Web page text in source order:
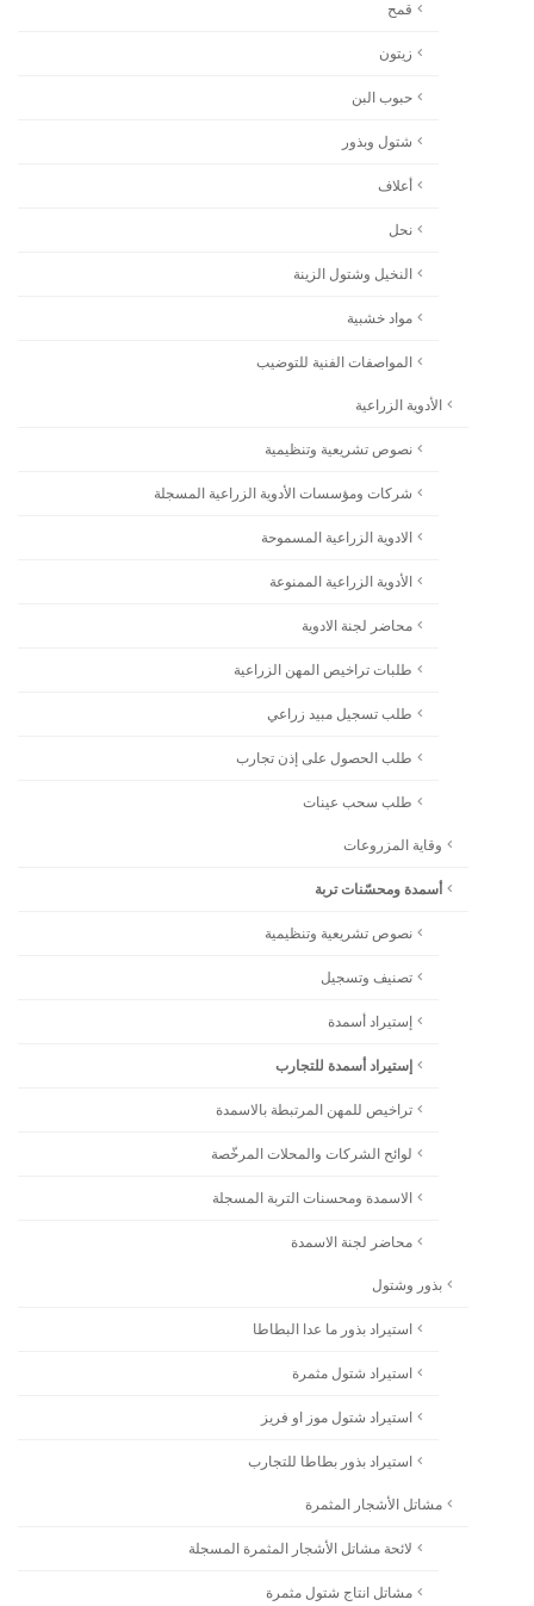
قمح
زيتون
حبوب البن
شتول وبذور
أعلاف
نحل
النخيل وشتول الزينة
مواد خشبية
المواصفات الفنية للتوضيب
الأدوية الزراعية
نصوص تشريعية وتنظيمية
شركات ومؤسسات الأدوية الزراعية المسجلة
الادوية الزراعية المسموحة
الأدوية الزراعية الممنوعة
محاضر لجنة الادوية
طلبات تراخيص المهن الزراعية
طلب تسجيل مبيد زراعي
طلب الحصول على إذن تجارب
طلب سحب عينات
وقاية المزروعات
أسمدة ومحسّنات تربة
نصوص تشريعية وتنظيمية
تصنيف وتسجيل
إستيراد أسمدة
إستيراد أسمدة للتجارب
تراخيص للمهن المرتبطة بالاسمدة
لوائح الشركات والمحلات المرخّصة
الاسمدة ومحسنات التربة المسجلة
محاضر لجنة الاسمدة
بذور وشتول
استيراد بذور ما عدا البطاطا
استيراد شتول مثمرة
استيراد شتول موز او فريز
استيراد بذور بطاطا للتجارب
مشاتل الأشجار المثمرة
لائحة مشاتل الأشجار المثمرة المسجلة
مشاتل انتاج شتول مثمرة